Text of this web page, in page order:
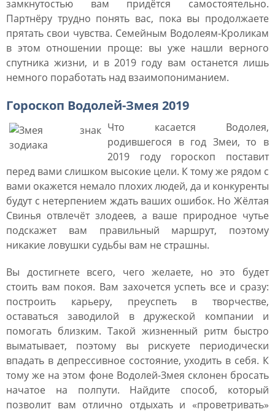
замкнутостью вам придётся самостоятельно.
Партнёру трудно понять вас, пока вы продолжаете
прятать свои чувства. Семейным Водолеям-Кроликам
в этом отношении проще: вы уже нашли верного
спутника жизни, и в 2019 году вам останется лишь
немного поработать над взаимопониманием.
Гороскоп Водолей-Змея 2019
Что касается Водолея,
родившегося в год Змеи, то в
2019 году гороскоп поставит
перед вами слишком высокие цели. К тому же рядом с
вами окажется немало плохих людей, да и конкуренты
будут с нетерпением ждать ваших ошибок. Но Жёлтая
Свинья отвлечёт злодеев, а ваше природное чутье
подскажет вам правильный маршрут, поэтому
никакие ловушки судьбы вам не страшны.
Вы достигнете всего, чего желаете, но это будет
стоить вам покоя. Вам захочется успеть все и сразу:
построить карьеру, преуспеть в творчестве,
оставаться заводилой в дружеской компании и
помогать близким. Такой жизненный ритм быстро
выматывает, поэтому вы рискуете периодически
впадать в депрессивное состояние, уходить в себя. К
тому же на этом фоне Водолей-Змея склонен бросать
начатое на полпути. Найдите способ, который
позволит вам отлично отдыхать и «проветривать»